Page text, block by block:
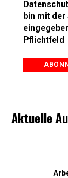
bin mit
Pflichtfeld
Aktuelle